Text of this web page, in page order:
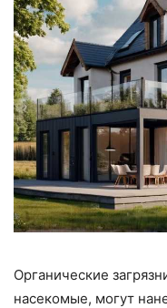
Органические
насекомые, могут